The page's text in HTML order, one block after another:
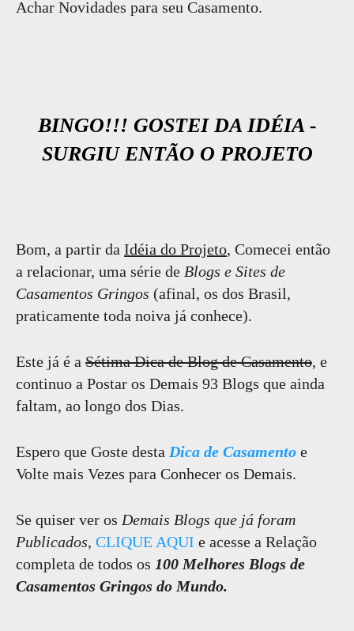
Achar Novidades para seu Casamento.
BINGO!!! GOSTEI DA IDÉIA -
SURGIU ENTÃO O PROJETO
Bom, a partir da Idéia do Projeto, Comecei então
a relacionar, uma série de Blogs e Sites de
Casamentos Gringos (afinal, os dos Brasil,
praticamente toda noiva já conhece).
Este já é a Sétima Dica de Blog de Casamento, e
continuo a Postar os Demais 93 Blogs que ainda
faltam, ao longo dos Dias.
Espero que Goste desta Dica de Casamento e
Volte mais Vezes para Conhecer os Demais.
Se quiser ver os Demais Blogs que já foram
Publicados, CLIQUE AQUI e acesse a Relação
completa de todos os 100 Melhores Blogs de
Casamentos Gringos do Mundo.